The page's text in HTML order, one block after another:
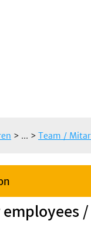
> ... > Team /
employees